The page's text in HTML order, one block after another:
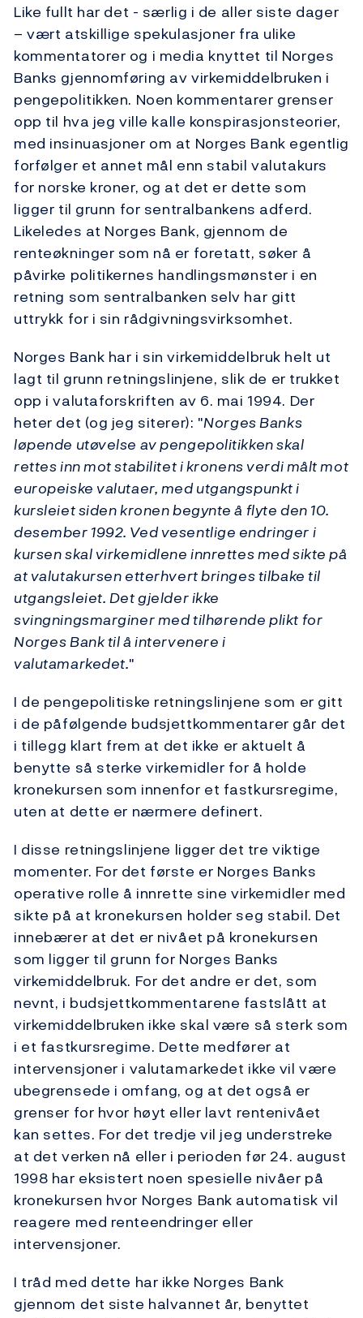
Like fullt har det - særlig i de aller siste dager
– vært atskillige spekulasjoner fra ulike
kommentatorer og i media knyttet til Norges
Banks gjennomføring av virkemiddelbruken i
pengepolitikken. Noen kommentarer grenser
opp til hva jeg ville kalle konspirasjonsteorier,
med insinuasjoner om at Norges Bank egentlig
forfølger et annet mål enn stabil valutakurs
for norske kroner, og at det er dette som
ligger til grunn for sentralbankens adferd.
Likeledes at Norges Bank, gjennom de
renteøkninger som nå er foretatt, søker å
påvirke politikernes handlingsmønster i en
retning som sentralbanken selv har gitt
uttrykk for i sin rådgivningsvirksomhet.
Norges Bank har i sin virkemiddelbruk helt ut
lagt til grunn retningslinjene, slik de er trukket
opp i valutaforskriften av 6. mai 1994. Der
heter det (og jeg siterer): "Norges Banks
løpende utøvelse av pengepolitikken skal
rettes inn mot stabilitet i kronens verdi målt mot
europeiske valutaer, med utgangspunkt i
kursleiet siden kronen begynte å flyte den 10.
desember 1992. Ved vesentlige endringer i
kursen skal virkemidlene innrettes med sikte på
at valutakursen etterhvert bringes tilbake til
utgangsleiet. Det gjelder ikke
svingningsmarginer med tilhørende plikt for
Norges Bank til å intervenere i
valutamarkedet."
I de pengepolitiske retningslinjene som er gitt
i de påfølgende budsjettkommentarer går det
i tillegg klart frem at det ikke er aktuelt å
benytte så sterke virkemidler for å holde
kronekursen som innenfor et fastkursregime,
uten at dette er nærmere definert.
I disse retningslinjene ligger det tre viktige
momenter. For det første er Norges Banks
operative rolle å innrette sine virkemidler med
sikte på at kronekursen holder seg stabil. Det
innebærer at det er nivået på kronekursen
som ligger til grunn for Norges Banks
virkemiddelbruk. For det andre er det, som
nevnt, i budsjettkommentarene fastslått at
virkemiddelbruken ikke skal være så sterk som
i et fastkursregime. Dette medfører at
intervensjoner i valutamarkedet ikke vil være
ubegrensede i omfang, og at det også er
grenser for hvor høyt eller lavt rentenivået
kan settes. For det tredje vil jeg understreke
at det verken nå eller i perioden før 24. august
1998 har eksistert noen spesielle nivåer på
kronekursen hvor Norges Bank automatisk vil
reagere med renteendringer eller
intervensjoner.
I tråd med dette har ikke Norges Bank
gjennom det siste halvannet år, benyttet